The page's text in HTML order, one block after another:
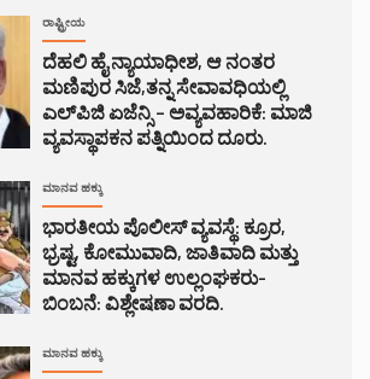
ರಾಷ್ಟ್ರೀಯ
ದೆಹಲಿ ಹೈ ನ್ಯಾಯಾಧೀಶ, ಆ ನಂತರ
ಮಣಿಪುರ ಸಿಜೆ,ತನ್ನ ಸೇವಾವಧಿಯಲ್ಲಿ
ಎಲ್‌ಪಿಜಿ ಏಜೆನ್ಸಿ – ಅವ್ಯವಹಾರಿಕೆ: ಮಾಜಿ
ವ್ಯವಸ್ಥಾಪಕನ ಪತ್ನಿಯಿಂದ ದೂರು.
ಮಾನವ ಹಕ್ಕು
ಭಾರತೀಯ ಪೊಲೀಸ್ ವ್ಯವಸ್ಥೆ: ಕ್ರೂರ,
ಭ್ರಷ್ಟ, ಕೋಮುವಾದಿ, ಜಾತಿವಾದಿ ಮತ್ತು
ಮಾನವ ಹಕ್ಕುಗಳ ಉಲ್ಲಂಘಕರು-
ಬಿಂಬನೆ: ವಿಶ್ಲೇಷಣಾ ವರದಿ.
ಮಾನವ ಹಕ್ಕು